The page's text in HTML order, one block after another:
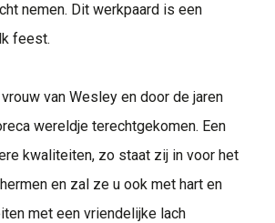
nemen. Dit werkpaard is een
feest.
van Wesley en door de jaren
wereldje terechtgekomen. Een
kwaliteiten, zo staat zij in voor het
en zal ze u ook met hart en
met een vriendelijke lach